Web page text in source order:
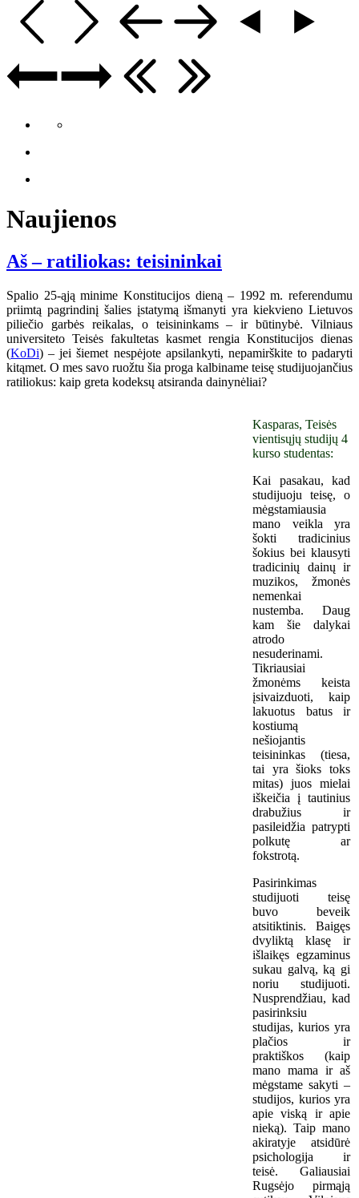
Naujienos
Aš – ratiliokas: teisininkai
Spalio 25-ąją minime Konstitucijos dieną – 1992 m. referendumu
priimtą pagrindinį šalies įstatymą išmanyti yra kiekvieno Lietuvos
piliečio garbės reikalas, o teisininkams – ir būtinybė. Vilniaus
universiteto Teisės fakultetas kasmet rengia Konstitucijos dienas
(KoDi) – jei šiemet nespėjote apsilankyti, nepamirškite to padaryti
kitąmet. O mes savo ruožtu šia proga kalbiname teisę studijuojančius
ratiliokus: kaip greta kodeksų atsiranda dainynėliai?
Kasparas, Teisės
vientisųjų studijų 4
kurso studentas:
Kai pasakau, kad
studijuoju teisę, o
mėgstamiausia
mano veikla yra
šokti tradicinius
šokius bei klausyti
tradicinių dainų ir
muzikos, žmonės
nemenkai
nustemba. Daug
kam šie dalykai
atrodo
nesuderinami.
Tikriausiai
žmonėms keista
įsivaizduoti, kaip
lakuotus batus ir
kostiumą
nešiojantis
teisininkas (tiesa,
tai yra šioks toks
mitas) juos mielai
iškeičia į tautinius
drabužius ir
pasileidžia patrypti
polkutę ar
fokstrotą.
Pasirinkimas
studijuoti teisę
buvo beveik
atsitiktinis. Baigęs
dvyliktą klasę ir
išlaikęs egzaminus
sukau galvą, ką gi
noriu studijuoti.
Nusprendžiau, kad
pasirinksiu
studijas, kurios yra
plačios ir
praktiškos (kaip
mano mama ir aš
mėgstame sakyti –
studijos, kurios yra
apie viską ir apie
nieką). Taip mano
akiratyje atsidūrė
psichologija ir
teisė. Galiausiai
Rugsėjo pirmąją